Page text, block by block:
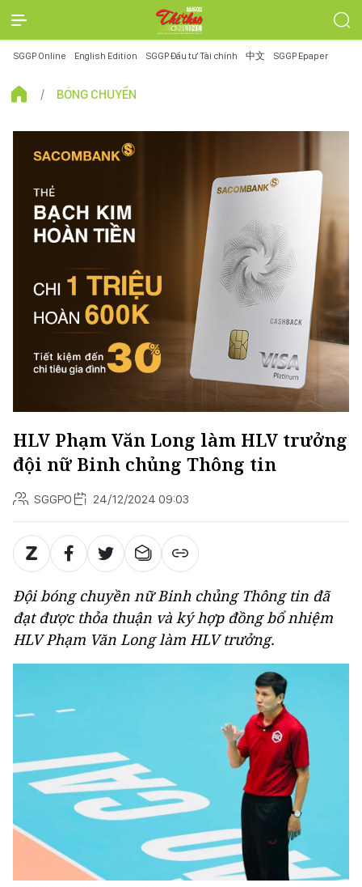
SGGP Online English Edition SGGP Đầu tư Tài chính 中文 SGGP Epaper
BÓNG CHUYỀN
HLV Phạm Văn Long làm HLV trưởng
đội nữ Binh chủng Thông tin
SGGPO 24/12/2024 09:03
Đội bóng chuyền nữ Binh chủng Thông tin đã
đạt được thỏa thuận và ký hợp đồng bổ nhiệm
HLV Phạm Văn Long làm HLV trưởng.